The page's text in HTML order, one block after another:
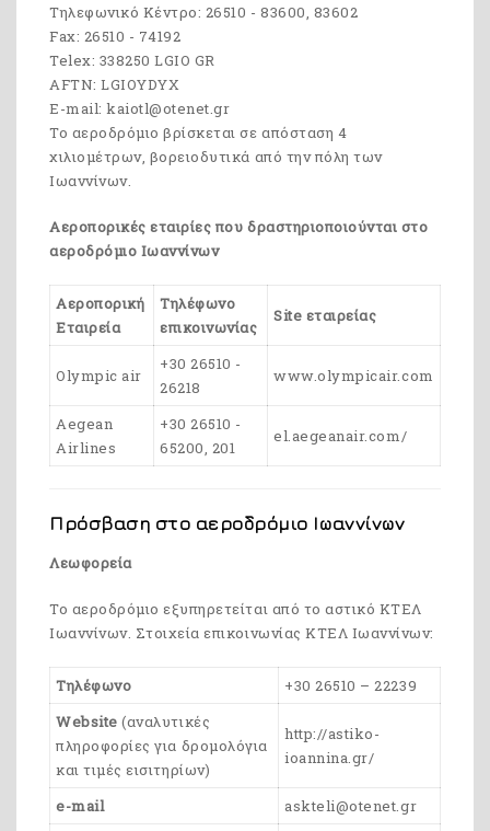
Τηλεφωνικό Κέντρο: 26510 - 83600, 83602
Fax: 26510 - 74192
Telex: 338250 LGIO GR
AFTN: LGIOYDYX
E-mail: kaiotl@otenet.gr
Το αεροδρόμιο βρίσκεται σε απόσταση 4
χιλιομέτρων, βορειοδυτικά από την πόλη των
Ιωαννίνων.
Αεροπορικές εταιρίες που δραστηριοποιούνται στο
αεροδρόμιο Ιωαννίνων
Αεροπορική
Εταιρεία
Τηλέφωνο
επικοινωνίας
Site εταιρείας
Olympic air
+30 26510 -
26218
www.olympicair.com
Aegean
Airlines
+30 26510 -
65200, 201
el.aegeanair.com/
Πρόσβαση στο αεροδρόμιο Ιωαννίνων
Λεωφορεία
Το αεροδρόμιο εξυπηρετείται από το αστικό ΚΤΕΛ
Ιωαννίνων. Στοιχεία επικοινωνίας ΚΤΕΛ Ιωαννίνων:
Τηλέφωνο
+30 26510 – 22239
Website (αναλυτικές
πληροφορίες για δρομολόγια
και τιμές εισιτηρίων)
http://astiko-
ioannina.gr/
e-mail askteli@otenet.gr